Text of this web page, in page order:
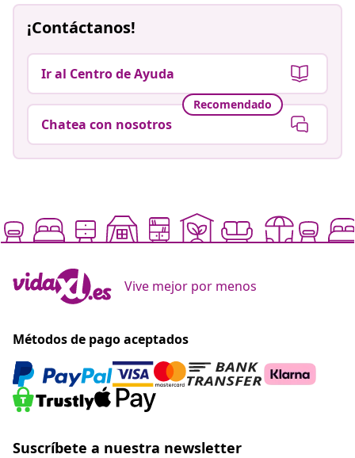
¡Contáctanos!
Ir al Centro de Ayuda
Recomendado
Chatea con nosotros
Vive mejor por menos
Métodos de pago aceptados
Suscríbete a nuestra newsletter